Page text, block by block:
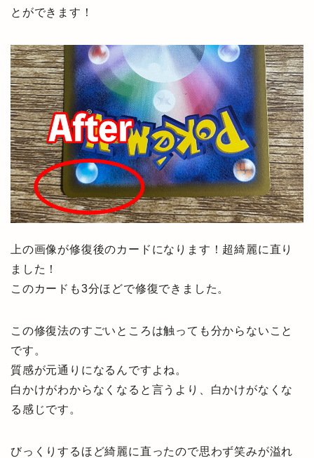
とができます！
上の画像が修復後のカードになります！超綺麗に直り
ました！
このカードも3分ほどで修復できました。
この修復法のすごいところは触っても分からないこと
です。
質感が元通りになるんですよね。
白かけがわからなくなると言うより、白かけがなくな
る感じです。
びっくりするほど綺麗に直ったので思わず笑みが溢れ